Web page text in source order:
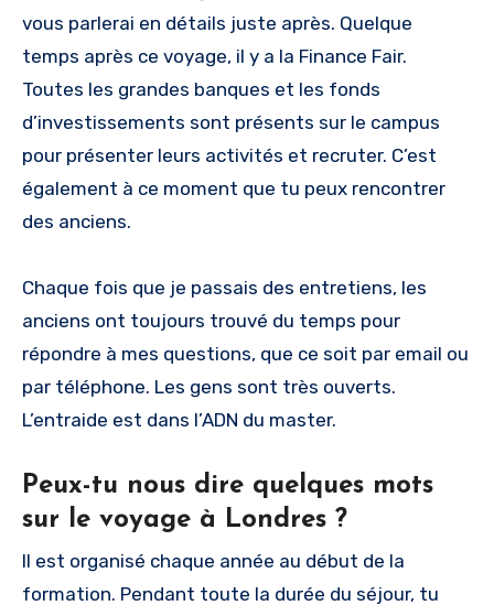
vous parlerai en détails juste après. Quelque
temps après ce voyage, il y a la Finance Fair.
Toutes les grandes banques et les fonds
d’investissements sont présents sur le campus
pour présenter leurs activités et recruter. C’est
également à ce moment que tu peux rencontrer
des anciens.
Chaque fois que je passais des entretiens, les
anciens ont toujours trouvé du temps pour
répondre à mes questions, que ce soit par email ou
par téléphone. Les gens sont très ouverts.
L’entraide est dans l’ADN du master.
Peux-tu nous dire quelques mots
sur le voyage à Londres ?
Il est organisé chaque année au début de la
formation. Pendant toute la durée du séjour, tu